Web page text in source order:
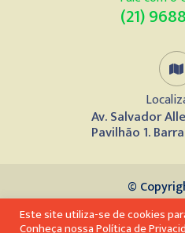
(21)
Av. Salvador
Pavilhão 1.
©
Desenvolvido
Este site utiliza-se de cookies
Conheça nossaPolítica de